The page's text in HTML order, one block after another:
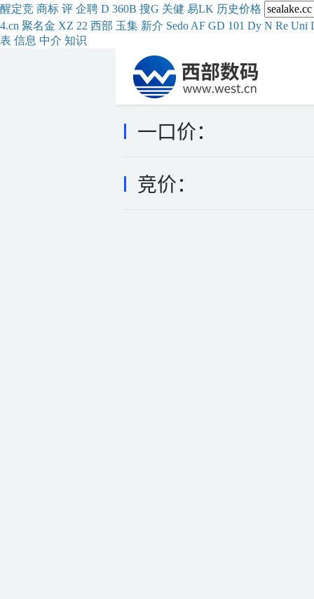
醒定竞 商标 评 企聘 D 360B 搜G 关健 易LK 历史价格
4.cn 聚名金 XZ 22 西部 玉集 新介 Sedo AF GD 101 Dy N Re Uni
表 信息 中介 知识